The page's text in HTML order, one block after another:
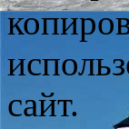
сайт.